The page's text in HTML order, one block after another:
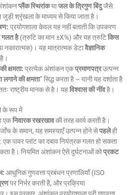
प्लैंक स्थिरांकयाजल के त्रिगुण बिंदुजैसे
श्रृंखला के माध्यम से किया जाता है।
प्रयोगशाला केवल यह नहीं बताती कि उपकरण
गलत है(त्रुटि का मान ±X%) और यह त्रुटिकिस
नकारात्मक)। यह मात्रात्मक डेटावैज्ञानिक
क्षमता: प्रत्येक अंशांकन एकप्रमाणपत्रउत्पन्न
लगाने की क्षमता” सिद्ध करता है – यानी यह दर्शाता है
राष्ट्रीय मानक से है। यहविश्वास की नींवहै।
के रूप में
एकनिवारक रखरखावकी तरह कार्य करती है।
के समान, यह समस्याएँ उत्पन्न होने सेपहलेही
पावर प्लांट का दबाव नियंत्रक गलत हो सकता
है। नियमित अंशांकन ऐसे दुर्घटनाओं कोप्रकट
आधुनिक गुणवत्ता प्रबंधन प्रणालियाँ (ISO
पर निर्भर करती हैं, और प्रक्रिया